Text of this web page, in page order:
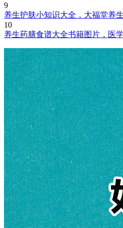
9
养生护肤小知识大全，大福堂养
10
养生药膳食谱大全书籍图片，医